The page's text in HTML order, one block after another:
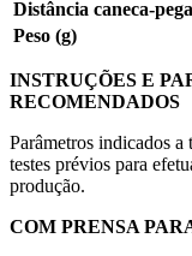
Distância caneca-
Peso (g)
INSTRUÇÕES E
RECOMENDADOS
Parâmetros indicados
testes prévios para
produção.
COM PRENSA